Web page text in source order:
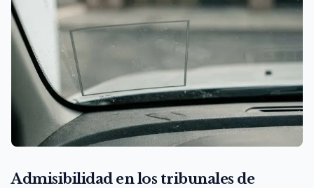
Admisibilidad en los tribunales de